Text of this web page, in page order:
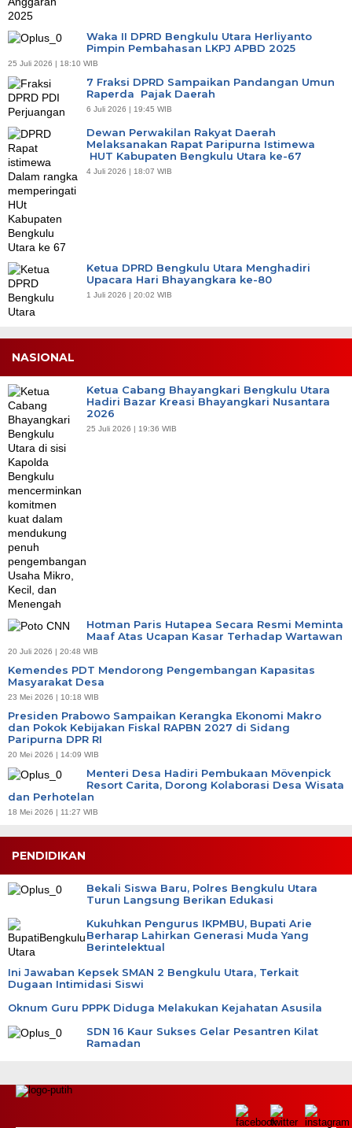
Waka II DPRD Bengkulu Utara Herliyanto
Pimpin Pembahasan LKPJ APBD 2025
25 Juli 2026 | 18:10 WIB
7 Fraksi DPRD Sampaikan Pandangan Umun
Raperda Pajak Daerah
6 Juli 2026 | 19:45 WIB
Dewan Perwakilan Rakyat Daerah
Melaksanakan Rapat Paripurna Istimewa
HUT Kabupaten Bengkulu Utara ke-67
4 Juli 2026 | 18:07 WIB
Ketua DPRD Bengkulu Utara Menghadiri
Upacara Hari Bhayangkara ke-80
1 Juli 2026 | 20:02 WIB
NASIONAL
Ketua Cabang Bhayangkari Bengkulu Utara
Hadiri Bazar Kreasi Bhayangkari Nusantara
2026
25 Juli 2026 | 19:36 WIB
Hotman Paris Hutapea Secara Resmi Meminta
Maaf Atas Ucapan Kasar Terhadap Wartawan
20 Juli 2026 | 20:48 WIB
Kemendes PDT Mendorong Pengembangan Kapasitas
Masyarakat Desa
23 Mei 2026 | 10:18 WIB
Presiden Prabowo Sampaikan Kerangka Ekonomi Makro
dan Pokok Kebijakan Fiskal RAPBN 2027 di Sidang
Paripurna DPR RI
20 Mei 2026 | 14:09 WIB
Menteri Desa Hadiri Pembukaan Mövenpick
Resort Carita, Dorong Kolaborasi Desa Wisata
dan Perhotelan
18 Mei 2026 | 11:27 WIB
PENDIDIKAN
Bekali Siswa Baru, Polres Bengkulu Utara
Turun Langsung Berikan Edukasi
Kukuhkan Pengurus IKPMBU, Bupati Arie
Berharap Lahirkan Generasi Muda Yang
Berintelektual
Ini Jawaban Kepsek SMAN 2 Bengkulu Utara, Terkait
Dugaan Intimidasi Siswi
Oknum Guru PPPK Diduga Melakukan Kejahatan Asusila
SDN 16 Kaur Sukses Gelar Pesantren Kilat
Ramadan